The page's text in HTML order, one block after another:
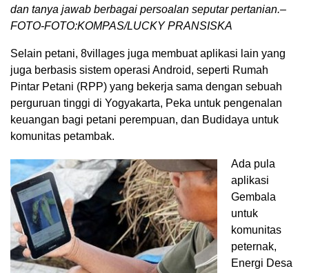
dan tanya jawab berbagai persoalan seputar pertanian.–
FOTO-FOTO:KOMPAS/LUCKY PRANSISKA
Selain petani, 8villages juga membuat aplikasi lain yang
juga berbasis sistem operasi Android, seperti Rumah
Pintar Petani (RPP) yang bekerja sama dengan sebuah
perguruan tinggi di Yogyakarta, Peka untuk pengenalan
keuangan bagi petani perempuan, dan Budidaya untuk
komunitas petambak.
Ada pula
aplikasi
Gembala
untuk
komunitas
peternak,
Energi Desa